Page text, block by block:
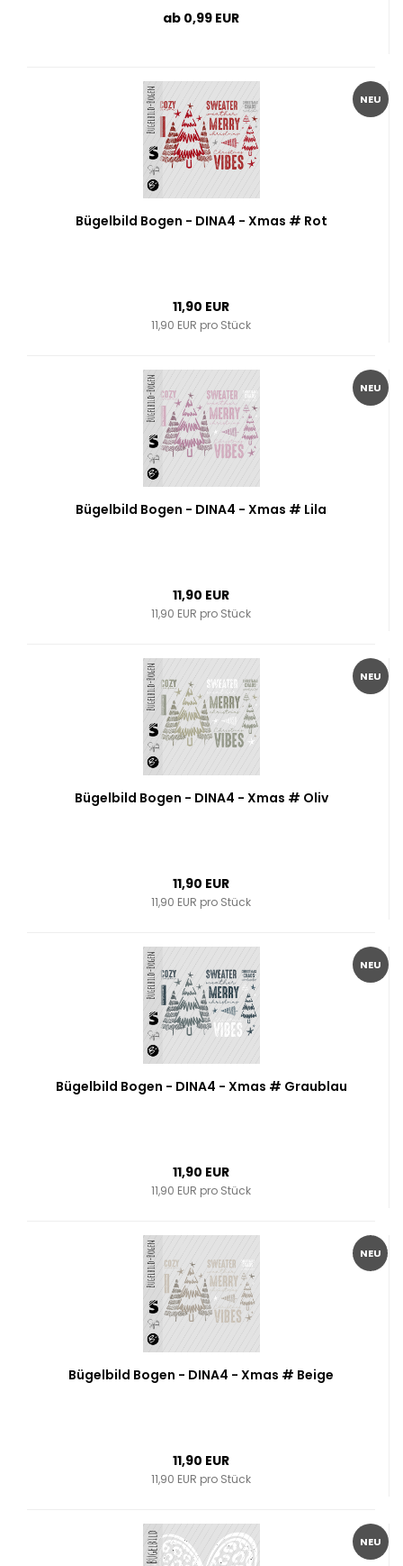
ab 0,99 EUR
NEU
Bügelbild Bogen - DINA4 - Xmas # Rot
11,90 EUR
11,90 EUR pro Stück
NEU
Bügelbild Bogen - DINA4 - Xmas # Lila
11,90 EUR
11,90 EUR pro Stück
NEU
Bügelbild Bogen - DINA4 - Xmas # Oliv
11,90 EUR
11,90 EUR pro Stück
NEU
Bügelbild Bogen - DINA4 - Xmas # Graublau
11,90 EUR
11,90 EUR pro Stück
NEU
Bügelbild Bogen - DINA4 - Xmas # Beige
11,90 EUR
11,90 EUR pro Stück
NEU